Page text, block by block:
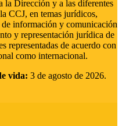
la Dirección y a las diferentes
CCJ, en temas jurídicos,
información y comunicación
y representación jurídica de
representadas de acuerdo con
como internacional.
vida: 3 de agosto de 2026.